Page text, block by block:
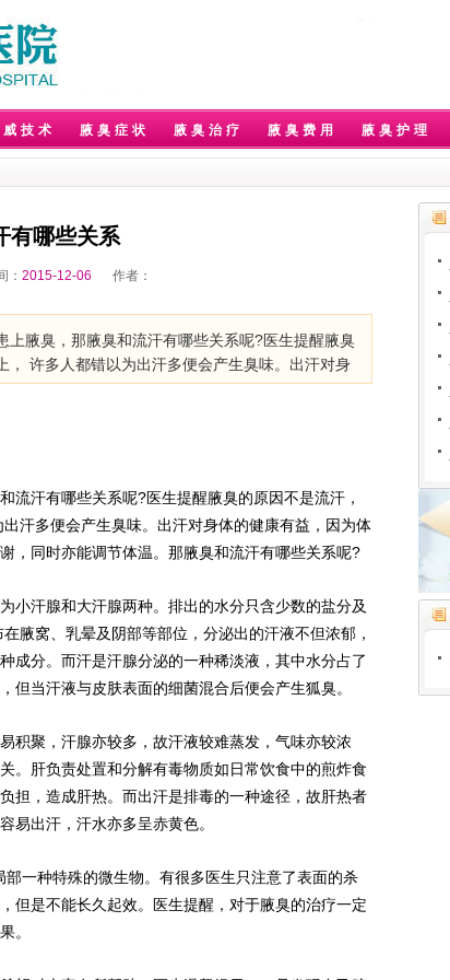
技术 腋臭症状 腋臭治疗 腋臭费用 腋臭护理
有哪些关系
： 2015-12-06 作者：
腋臭，那腋臭和流汗有哪些关系呢?医生提醒腋臭
许多人都错以为出汗多便会产生臭味。出汗对身
汗有哪些关系呢?医生提醒腋臭的原因不是流汗，
汗多便会产生臭味。出汗对身体的健康有益，因为体
，同时亦能调节体温。那腋臭和流汗有哪些关系呢?
汗腺和大汗腺两种。排出的水分只含少数的盐分及
腋窝、乳晕及阴部等部位，分泌出的汗液不但浓郁，
成分。而汗是汗腺分泌的一种稀淡液，其中水分占了
但当汗液与皮肤表面的细菌混合后便会产生狐臭。
聚，汗腺亦较多，故汗液较难蒸发，气味亦较浓
。肝负责处置和分解有毒物质如日常饮食中的煎炸食
担，造成肝热。而出汗是排毒的一种途径，故肝热者
易出汗，汗水亦多呈赤黄色。
种特殊的微生物。有很多医生只注意了表面的杀
但是不能长久起效。医生提醒，对于腋臭的治疗一定
。